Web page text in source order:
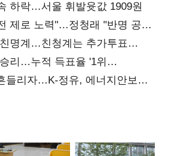
하락…서울 휘발윳값 1909원
제로 노력"…정청래 "반명 공세
명계…친청계는 추가투표
리…누적 득표율 '1위
들리자…K-정유, 에너지안보